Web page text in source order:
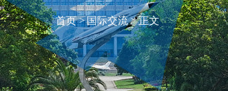
首页 > 国际交流 > 正文